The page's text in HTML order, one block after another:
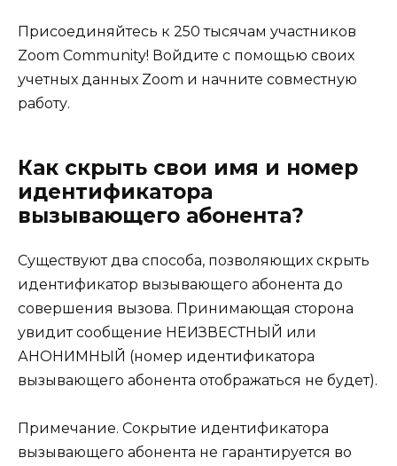
Присоединяйтесь к 250 тысячам участников
Zoom Community! Войдите с помощью своих
учетных данных Zoom и начните совместную
работу.
Как скрыть свои имя и номер
идентификатора
вызывающего абонента?
Существуют два способа, позволяющих скрыть
идентификатор вызывающего абонента до
совершения вызова. Принимающая сторона
увидит сообщение НЕИЗВЕСТНЫЙ или
АНОНИМНЫЙ (номер идентификатора
вызывающего абонента отображаться не будет).
Примечание. Сокрытие идентификатора
вызывающего абонента не гарантируется во